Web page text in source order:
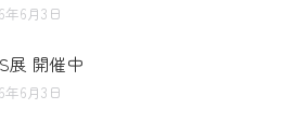
年6月3日
展 開催中
年6月3日